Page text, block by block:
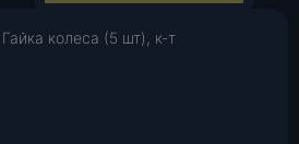
Гайка колеса (5 шт), к-т